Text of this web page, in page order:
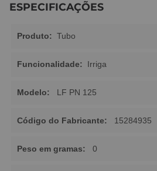
ESPECIFICAÇÕES
Produto: Tubo
Funcionalidade: Irriga
Modelo: LF PN 125
Código do Fabricante: 15284935
Peso em gramas: 0